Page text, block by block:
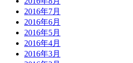
2016年7月
2016年6月
2016年5月
2016年4月
2016年3月